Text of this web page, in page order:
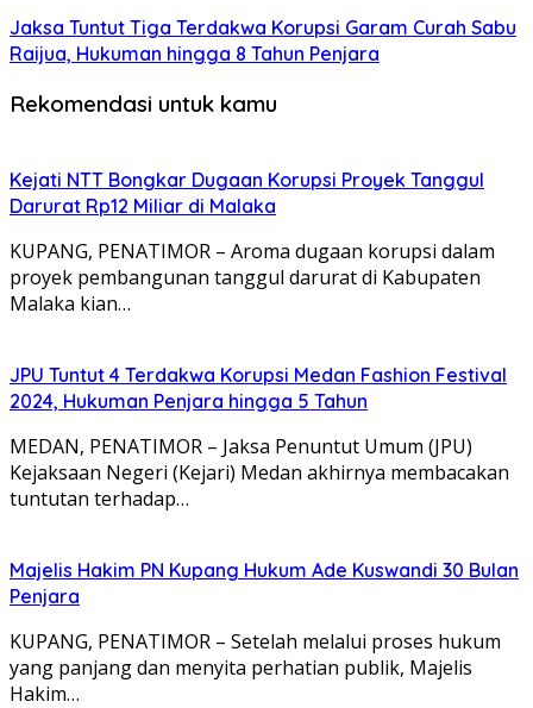
Jaksa Tuntut Tiga Terdakwa Korupsi Garam Curah Sabu
Raijua, Hukuman hingga 8 Tahun Penjara
Rekomendasi untuk kamu
Kejati NTT Bongkar Dugaan Korupsi Proyek Tanggul
Darurat Rp12 Miliar di Malaka
KUPANG, PENATIMOR – Aroma dugaan korupsi dalam
proyek pembangunan tanggul darurat di Kabupaten
Malaka kian…
JPU Tuntut 4 Terdakwa Korupsi Medan Fashion Festival
2024, Hukuman Penjara hingga 5 Tahun
MEDAN, PENATIMOR – Jaksa Penuntut Umum (JPU)
Kejaksaan Negeri (Kejari) Medan akhirnya membacakan
tuntutan terhadap…
Majelis Hakim PN Kupang Hukum Ade Kuswandi 30 Bulan
Penjara
KUPANG, PENATIMOR – Setelah melalui proses hukum
yang panjang dan menyita perhatian publik, Majelis
Hakim…